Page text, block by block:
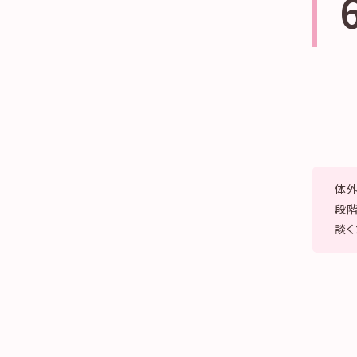
体
段
談